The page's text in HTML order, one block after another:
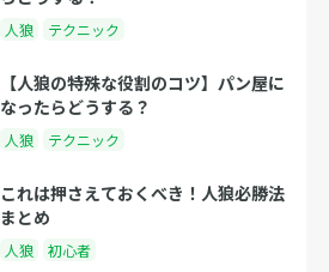
人狼 テクニック
【人狼の特殊な役割のコツ】パン屋に
なったらどうする？
人狼 テクニック
これは押さえておくべき！人狼必勝法
まとめ
人狼 初心者